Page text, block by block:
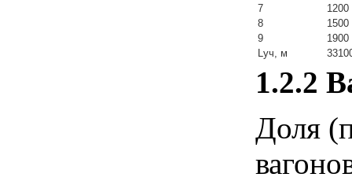
7
1200
8
1500
9
1900
Lуч, м
1.2.2
Доля